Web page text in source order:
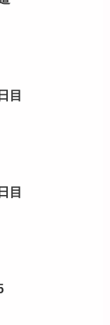
目
目